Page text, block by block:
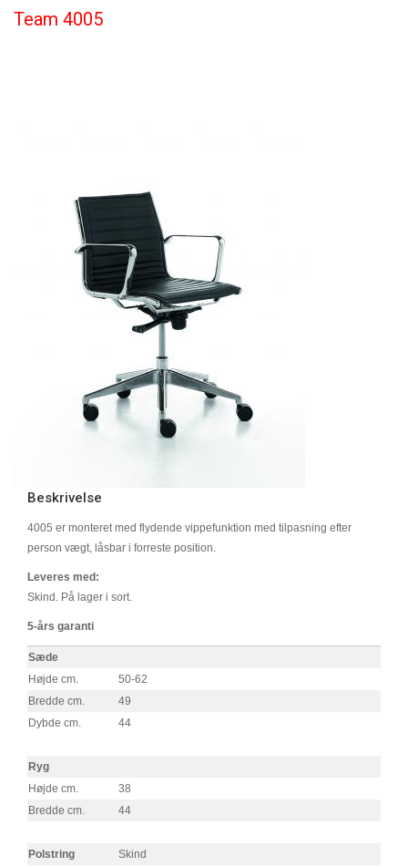
Team 4005
Beskrivelse
4005 er monteret med flydende vippefunktion med tilpasning efter
person vægt, låsbar i forreste position.
Leveres med:
Skind. På lager i sort.
5-års garanti
Sæde
Højde cm.
50-62
Bredde cm.
49
Dybde cm.
44
Ryg
Højde cm.
38
Bredde cm.
44
Polstring Skind